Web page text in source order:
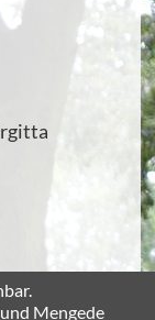
Mengede